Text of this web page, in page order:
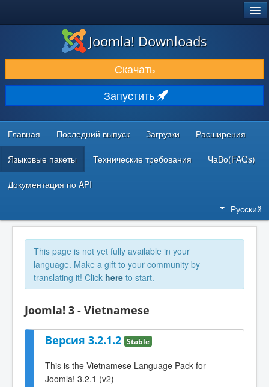
ЗАГРУЗКИ И РАСШИРЕНИЯ
ДОКУМЕНТАЦИЯ И ОБУЧЕНИЕ
СООБЩЕСТВО И ПОДДЕРЖКА
РЕСУРСЫ ДЛЯ РАЗРАБОТЧИКОВ
Joomla! Downloads
Скачать
Запустить
Главная Последний выпуск Загрузки Расширения
Языковые пакеты Технические требования ЧаВо(FAQs)
Документация по API
Русский
This page is not yet fully available in your
language. Make a gift to your community by
translating it! Click here to start.
Joomla! 3 - Vietnamese
Версия 3.2.1.2 Stable
This is the Vietnamese Language Pack for
Joomla! 3.2.1 (v2)